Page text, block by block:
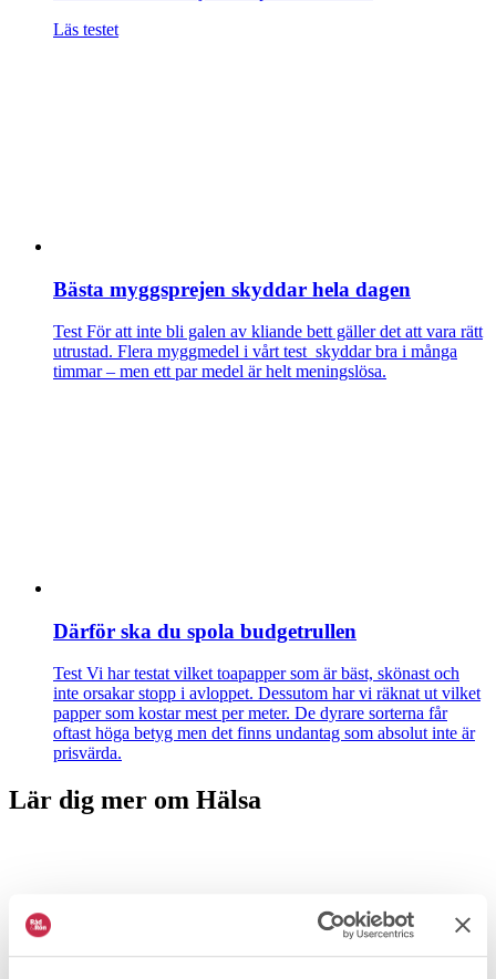
Läs testet
Bästa myggsprejen skyddar hela dagen
Test För att inte bli galen av kliande bett gäller det att vara rätt
utrustad. Flera myggmedel i vårt test skyddar bra i många
timmar – men ett par medel är helt meningslösa.
Därför ska du spola budgetrullen
Test Vi har testat vilket toapapper som är bäst, skönast och
inte orsakar stopp i avloppet. Dessutom har vi räknat ut vilket
papper som kostar mest per meter. De dyrare sorterna får
oftast höga betyg men det finns undantag som absolut inte är
prisvärda.
Lär dig mer om Hälsa